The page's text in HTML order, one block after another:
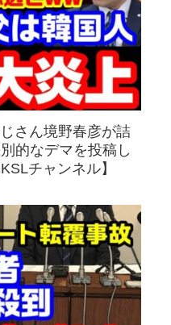
さん境野春彦が詰
的なデマを投稿し
チャンネル】